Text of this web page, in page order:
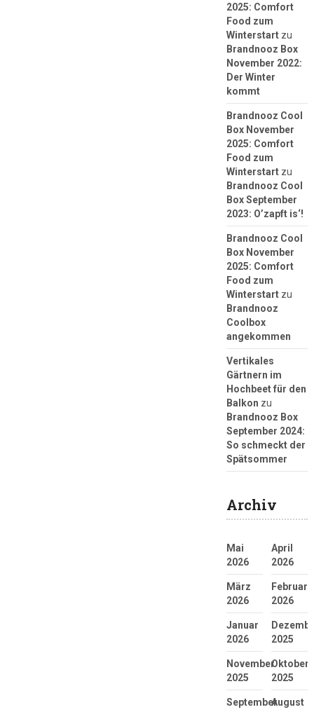
2025: Comfort
Food zum
Winterstartzu
Brandnooz Box
November 2022:
Der Winter
kommt
Brandnooz Cool
Box November
2025: Comfort
Food zum
Winterstartzu
Brandnooz Cool
Box September
2023: O’zapft is‘!
Brandnooz Cool
Box November
2025: Comfort
Food zum
Winterstartzu
Brandnooz
Coolbox
angekommen
Vertikales
Gärtnern im
Hochbeet für den
Balkon zu
Brandnooz Box
September 2024:
So schmeckt der
Spätsommer
Archiv
Mai
2026
April
2026
März
2026
Februar
2026
Januar
2026
2025
November
2025
Oktober
2025
SeptemberAugust